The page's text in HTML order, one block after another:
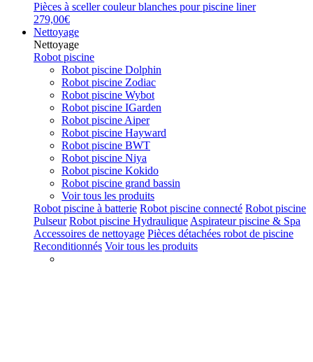
Pièces à sceller couleur blanches pour piscine liner
279,00€
Nettoyage
Nettoyage
Robot piscine
Robot piscine Dolphin
Robot piscine Zodiac
Robot piscine Wybot
Robot piscine IGarden
Robot piscine Aiper
Robot piscine Hayward
Robot piscine BWT
Robot piscine Niya
Robot piscine Kokido
Robot piscine grand bassin
Voir tous les produits
Robot piscine à batterie Robot piscine connecté Robot piscine
Pulseur Robot piscine Hydraulique Aspirateur piscine & Spa
Accessoires de nettoyage Pièces détachées robot de piscine
Reconditionnés Voir tous les produits